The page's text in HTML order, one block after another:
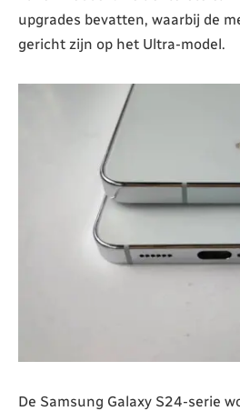
upgrades bevatten, waarbij de
gericht zijn op het Ultra-model.
De Samsung Galaxy S24-serie